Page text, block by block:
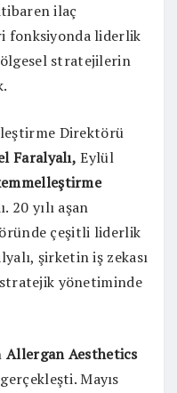
ilaç
fonksiyonda liderlik
stratejilerin
Direktörü
Faralyalı, Eylül
20 yılı aşan
çeşitli liderlik
şirketin iş zekası
yönetiminde
Allergan Aesthetics
Mayıs